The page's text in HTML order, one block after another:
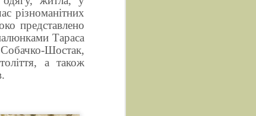
різноманітних
представлено
Тараса
Шостак,
а також